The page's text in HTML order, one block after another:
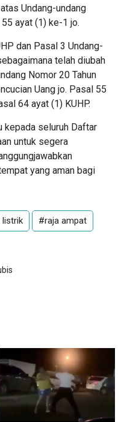
Undang-undang
ayat (1) ke-1 jo.
dan Pasal 3 Undang-
telah diubah
Nomor 20 Tahun
Uang jo. Pasal 55
64 ayat (1) KUHP.
kepada seluruh Daftar
untuk segera
yang aman bagi
listrik #raja ampat